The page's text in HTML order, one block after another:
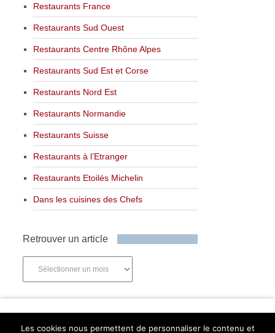
Restaurants France
Restaurants Sud Ouest
Restaurants Centre Rhône Alpes
Restaurants Sud Est et Corse
Restaurants Nord Est
Restaurants Normandie
Restaurants Suisse
Restaurants à l’Etranger
Restaurants Etoilés Michelin
Dans les cuisines des Chefs
Retrouver un article
Les cookies nous permettent de personnaliser le contenu et